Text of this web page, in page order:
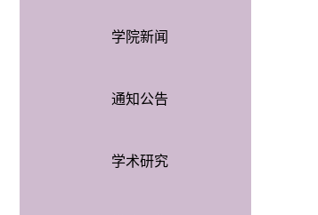
学院新闻
通知公告
学术研究